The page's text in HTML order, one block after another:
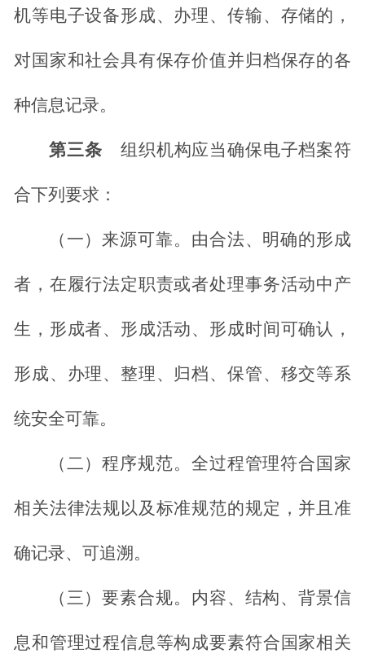
机等电子设备形成、办理、传输、存储的，
对国家和社会具有保存价值并归档保存的各
种信息记录。
第三条 组织机构应当确保电子档案符
合下列要求：
（一）来源可靠。由合法、明确的形成
者，在履行法定职责或者处理事务活动中产
生，形成者、形成活动、形成时间可确认，
形成、办理、整理、归档、保管、移交等系
统安全可靠。
（二）程序规范。全过程管理符合国家
相关法律法规以及标准规范的规定，并且准
确记录、可追溯。
（三）要素合规。内容、结构、背景信
息和管理过程信息等构成要素符合国家相关